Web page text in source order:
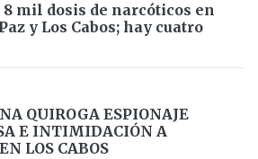
mil dosis de narcóticos en
y Los Cabos; hay cuatro
QUIROGA ESPIONAJE
E INTIMIDACIÓN A
LOS CABOS